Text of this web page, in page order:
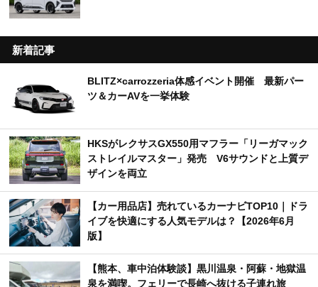
新着記事
BLITZ×carrozzeria体感イベント開催 最新パー
ツ＆カーAVを一挙体験
HKSがレクサスGX550用マフラー「リーガマック
ストレイルマスター」発売 V6サウンドと上質デ
ザインを両立
【カー用品店】売れているカーナビTOP10｜ドラ
イブを快適にする人気モデルは？【2026年6月
版】
【熊本、車中泊体験談】黒川温泉・阿蘇・地獄温
泉を満喫。フェリーで長崎へ抜ける子連れ旅